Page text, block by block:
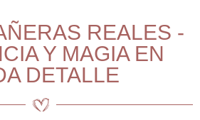
REALES -
Y MAGIA EN
DETALLE